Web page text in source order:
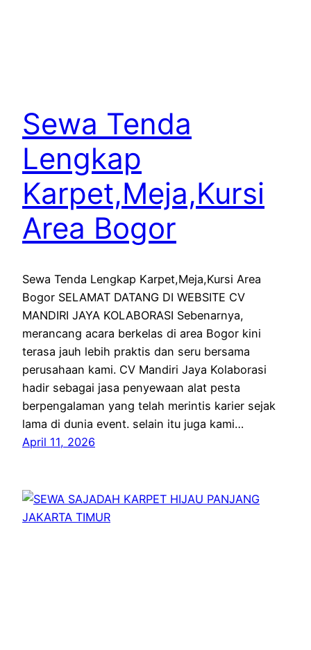
Sewa Tenda
Lengkap
Karpet,Meja,Kursi
Area Bogor
Sewa Tenda Lengkap Karpet,Meja,Kursi Area
Bogor SELAMAT DATANG DI WEBSITE CV
MANDIRI JAYA KOLABORASI Sebenarnya,
merancang acara berkelas di area Bogor kini
terasa jauh lebih praktis dan seru bersama
perusahaan kami. CV Mandiri Jaya Kolaborasi
hadir sebagai jasa penyewaan alat pesta
berpengalaman yang telah merintis karier sejak
lama di dunia event. selain itu juga kami…
April 11, 2026